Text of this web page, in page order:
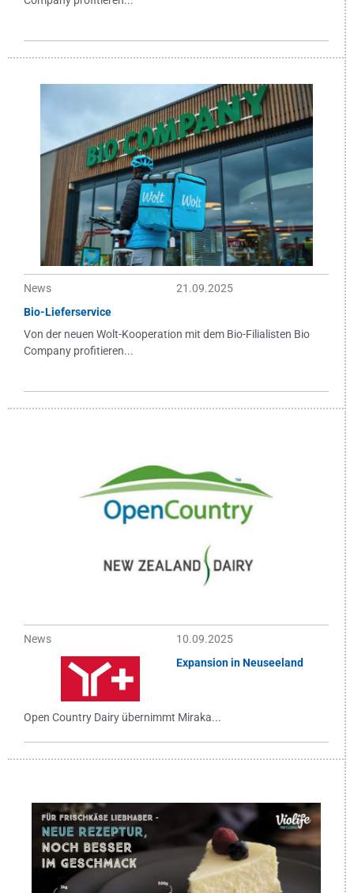
News
21.09.2025
Bio-Lieferservice
Von der neuen Wolt-Kooperation mit dem Bio-Filialisten Bio
Company profitieren...
News
10.09.2025
Expansion in Neuseeland
Open Country Dairy übernimmt Miraka...